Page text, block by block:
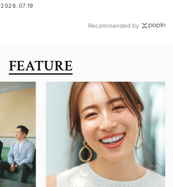
大公開！
2026.07.19
Recommended by
FEATURE